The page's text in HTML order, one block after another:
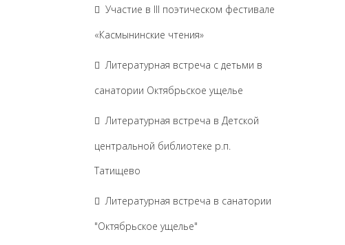
Участие в III поэтическом фестивале
«Касмынинские чтения»
Литературная встреча с детьми в
санатории Октябрьское ущелье
Литературная встреча в Детской
центральной библиотеке р.п.
Татищево
Литературная встреча в санатории
"Октябрьское ущелье"